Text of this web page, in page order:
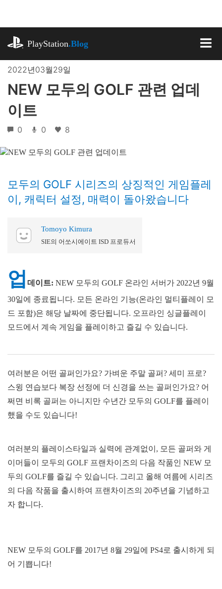
로
뛰
PlayStation.Blog
2022년03월29일
NEW 모두의 GOLF 관련 업데
이트
0 0 8
모두의 GOLF 시리즈의 상징적인 게임플레
이, 캐릭터 설정, 매력이 돌아왔습니다
Tomoyo Kimura
SIE의 어쏘시에이트 ISD 프로듀서
업 데이트: NEW 모두의 GOLF 온라인 서버가 2022년 9월
30일에 종료됩니다. 모든 온라인 기능(온라인 멀티플레이 모
드 포함)은 해당 날짜에 중단됩니다. 오프라인 싱글플레이
모드에서 계속 게임을 플레이하고 즐길 수 있습니다.
여러분은 어떤 골퍼인가요? 가벼운 주말 골퍼? 세미 프로?
스윙 연습보다 복장 선정에 더 신경을 쓰는 골퍼인가요? 어
쩌면 비록 골퍼는 아니지만 수년간 모두의 GOLF를 플레이
했을 수도 있습니다!
여러분의 플레이스타일과 실력에 관계없이, 모든 골퍼와 게
이머들이 모두의 GOLF 프랜차이즈의 다음 작품인 NEW 모
두의 GOLF를 즐길 수 있습니다. 그리고 올해 여름에 시리즈
의 다음 작품을 출시하여 프랜차이즈의 20주년을 기념하고
자 합니다.
NEW 모두의 GOLF를 2017년 8월 29일에 PS4로 출시하게 되
어 기쁩니다!